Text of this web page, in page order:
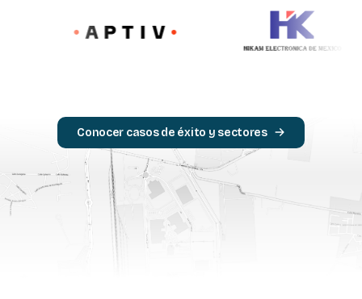
Conocer casos de éxito y sectores